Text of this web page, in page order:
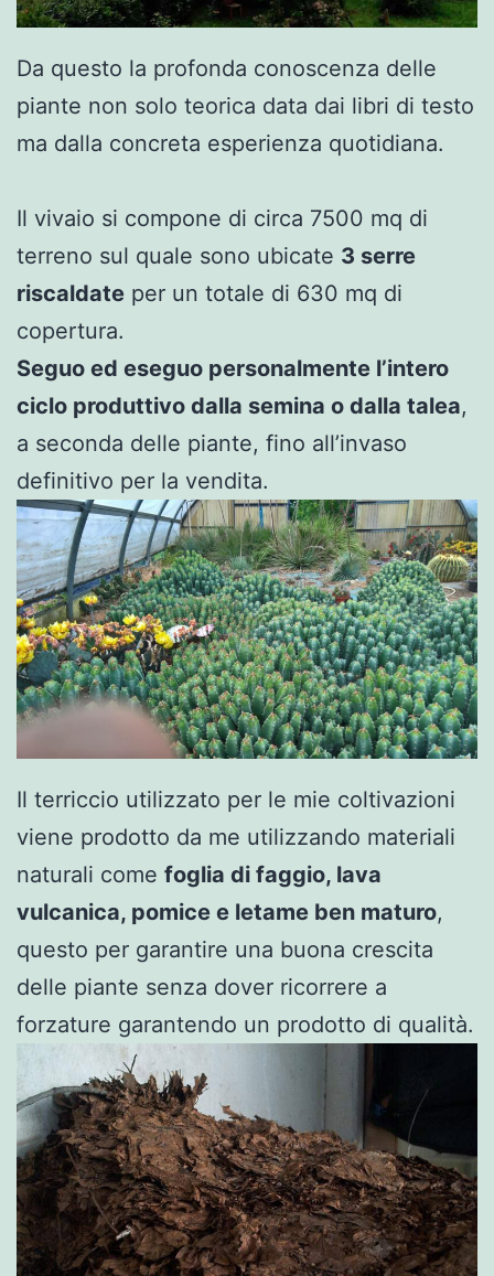
Da questo la profonda conoscenza delle
piante non solo teorica data dai libri di testo
ma dalla concreta esperienza quotidiana.
Il vivaio si compone di circa 7500 mq di
terreno sul quale sono ubicate 3 serre
riscaldate per un totale di 630 mq di
copertura.
Seguo ed eseguo personalmente l’intero
ciclo produttivo dalla semina o dalla talea,
a seconda delle piante, fino all’invaso
definitivo per la vendita.
Il terriccio utilizzato per le mie coltivazioni
viene prodotto da me utilizzando materiali
naturali come foglia di faggio, lava
vulcanica, pomice e letame ben maturo,
questo per garantire una buona crescita
delle piante senza dover ricorrere a
forzature garantendo un prodotto di qualità.